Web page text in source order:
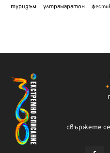
туризъм ултрамаратон
свържете се